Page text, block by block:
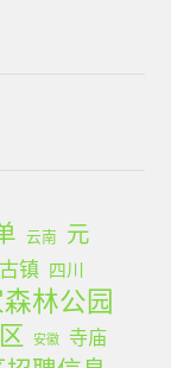
云南 元
古镇 四川
林公园
安徽 寺庙